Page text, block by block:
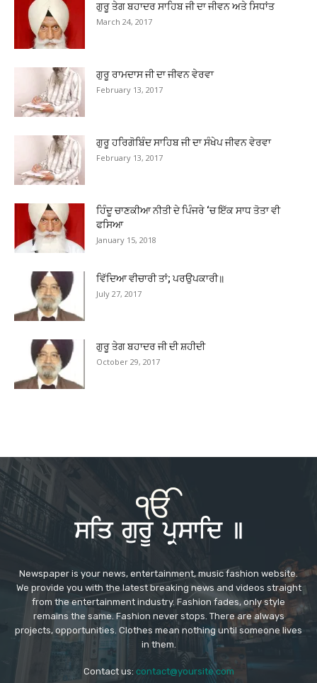
ਗੁਰੂ ਤੇਗ ਬਹਾਦਰ ਸਾਹਿਬ ਜੀ ਦਾ ਜੀਵਨ ਅਤੇ ਸਿਧਾਂਤ
March 24, 2017
ਗੁਰੂ ਰਾਮਦਾਸ ਜੀ ਦਾ ਜੀਵਨ ਵੇਰਵਾ
February 13, 2017
ਗੁਰੂ ਹਰਿਗੋਬਿੰਦ ਸਾਹਿਬ ਜੀ ਦਾ ਸੰਖੇਪ ਜੀਵਨ ਵੇਰਵਾ
February 13, 2017
ਹਿੰਦੂ ਚਾਣਕੀਆ ਨੀਤੀ ਦੇ ਪਿੰਜਰੇ ‘ਚ ਇੱਕ ਸਾਧ ਤੋਤਾ ਵੀ
ਫਸਿਆ
January 15, 2018
ਵਿੱਦਿਆ ਵੀਚਾਰੀ ਤਾਂ; ਪਰਉਪਕਾਰੀ॥
July 27, 2017
ਗੁਰੂ ਤੇਗ ਬਹਾਦਰ ਜੀ ਦੀ ਸ਼ਹੀਦੀ
October 29, 2017
Newspaper is your news, entertainment, music fashion website.
We provide you with the latest breaking news and videos straight
from the entertainment industry. Fashion fades, only style
remains the same. Fashion never stops. There are always
projects, opportunities. Clothes mean nothing until someone lives
in them.
Contact us: contact@yoursite.com